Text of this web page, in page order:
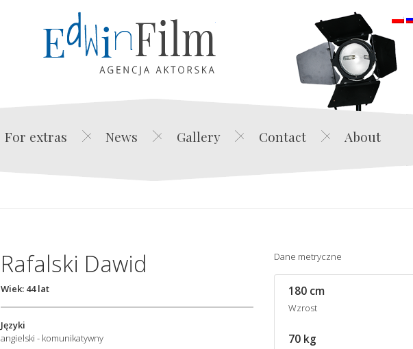
Edwin Film Agencja Aktorska
For extras News Gallery Contact About
Rafalski Dawid
Wiek: 44 lat
Języki
angielski - komunikatywny
Dane metryczne
180 cm
Wzrost
70 kg